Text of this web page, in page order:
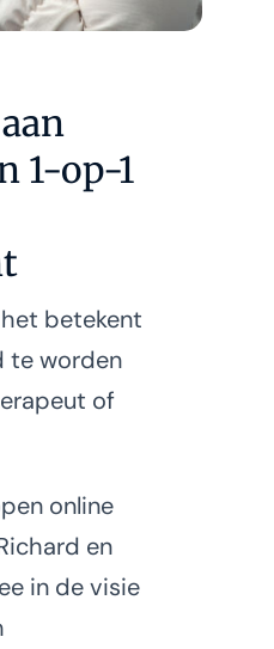
1-op-1
betekent
te worden
of
online
en
in de visie